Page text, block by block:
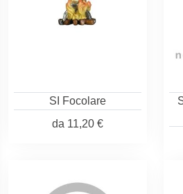
SI Focolare
da 11,20 €